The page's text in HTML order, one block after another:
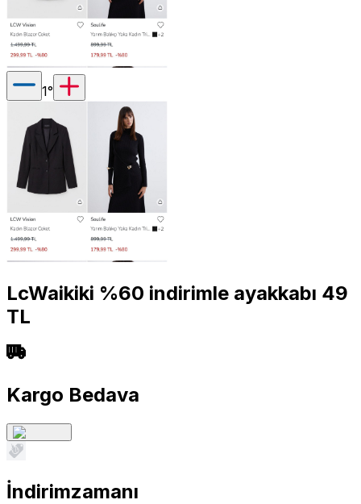
1°
LcWaikiki %60 indirimle ayakkabı 49
TL
Kargo Bedava
İndirimzamanı